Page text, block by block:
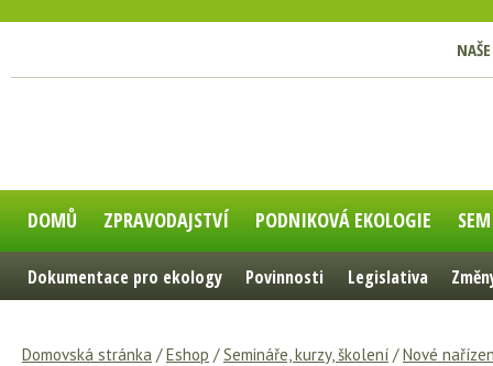
DOMŮ ZPRAVODAJSTVÍ PODNIKOVÁ EKOLOGIE
Dokumentace pro ekology Povinnosti Legislativa
Domovská stránka /Eshop /Semináře, kurzy, školení /Nové